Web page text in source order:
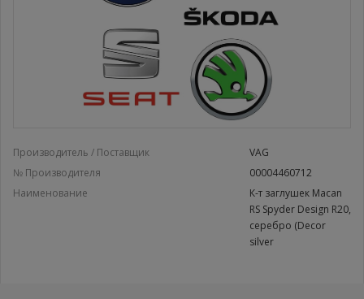
Производитель / Поставщик
VAG
№ Производителя
00004460712
Наименование
К-т заглушек Macan
RS Spyder Design R20,
серебро (Decor
silver